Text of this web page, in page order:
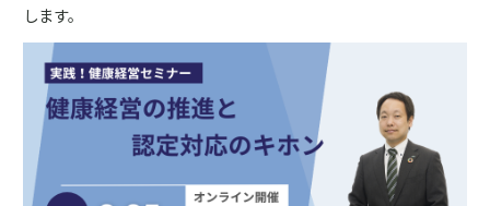
します。